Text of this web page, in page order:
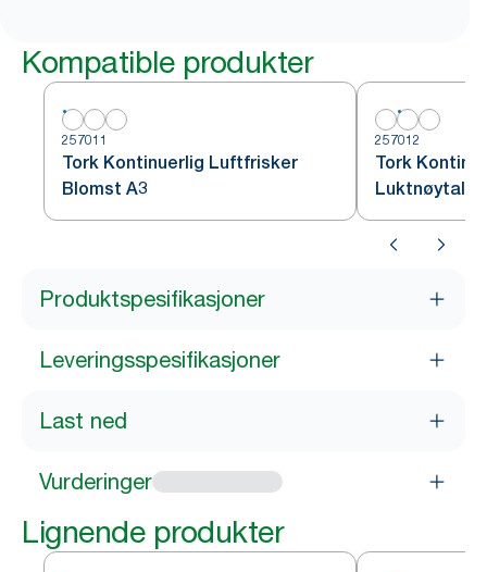
Kompatible produkter
257011
Tork Kontinuerlig Luftfrisker
Blomst A3
257012
Tork
Produktspesifikasjoner
Leveringsspesifikasjoner
Last ned
Vurderinger
Lignende produkter